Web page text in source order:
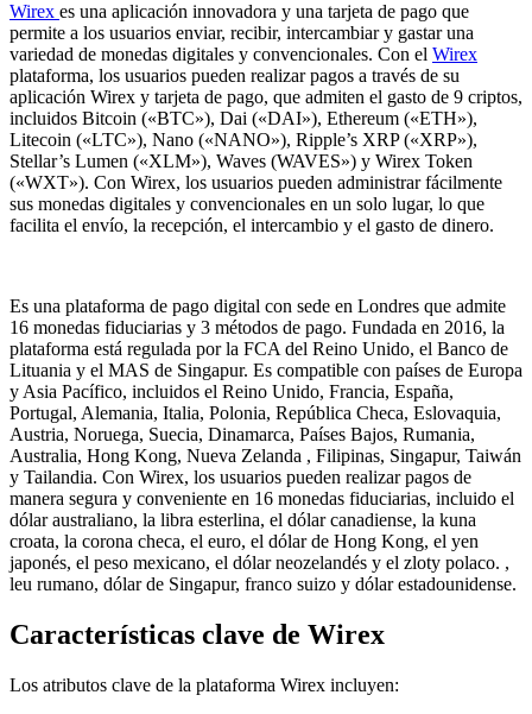
Wirex es una aplicación innovadora y una tarjeta de pago que
permite a los usuarios enviar, recibir, intercambiar y gastar una
variedad de monedas digitales y convencionales. Con el Wirex
plataforma, los usuarios pueden realizar pagos a través de su
aplicación Wirex y tarjeta de pago, que admiten el gasto de 9 criptos,
incluidos Bitcoin («BTC»), Dai («DAI»), Ethereum («ETH»),
Litecoin («LTC»), Nano («NANO»), Ripple’s XRP («XRP»),
Stellar’s Lumen («XLM»), Waves (WAVES») y Wirex Token
(«WXT»). Con Wirex, los usuarios pueden administrar fácilmente
sus monedas digitales y convencionales en un solo lugar, lo que
facilita el envío, la recepción, el intercambio y el gasto de dinero.
Es una plataforma de pago digital con sede en Londres que admite
16 monedas fiduciarias y 3 métodos de pago. Fundada en 2016, la
plataforma está regulada por la FCA del Reino Unido, el Banco de
Lituania y el MAS de Singapur. Es compatible con países de Europa
y Asia Pacífico, incluidos el Reino Unido, Francia, España,
Portugal, Alemania, Italia, Polonia, República Checa, Eslovaquia,
Austria, Noruega, Suecia, Dinamarca, Países Bajos, Rumania,
Australia, Hong Kong, Nueva Zelanda , Filipinas, Singapur, Taiwán
y Tailandia. Con Wirex, los usuarios pueden realizar pagos de
manera segura y conveniente en 16 monedas fiduciarias, incluido el
dólar australiano, la libra esterlina, el dólar canadiense, la kuna
croata, la corona checa, el euro, el dólar de Hong Kong, el yen
japonés, el peso mexicano, el dólar neozelandés y el zloty polaco. ,
leu rumano, dólar de Singapur, franco suizo y dólar estadounidense.
Características clave de Wirex
Los atributos clave de la plataforma Wirex incluyen: